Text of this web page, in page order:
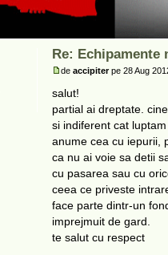
Re: Echipamente
de accipiterpe 28 Aug
salut!
partial ai dreptate.
si indiferent cat
anume cea cu iepurii,
ca nu ai voie sa detii
cu pasarea sau cu
ceea ce priveste
face parte dintr-un
imprejmuit de gard.
te salut cu respect